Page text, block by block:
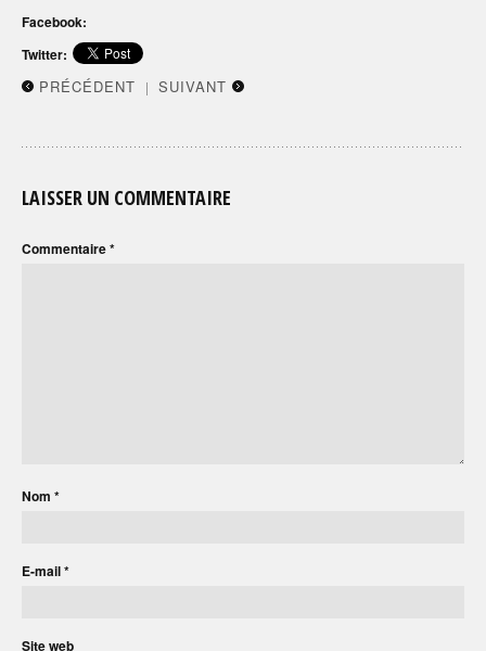
Facebook:
Twitter:
PRÉCÉDENT | SUIVANT
LAISSER UN COMMENTAIRE
Commentaire*
Nom *
E-mail*
Site web